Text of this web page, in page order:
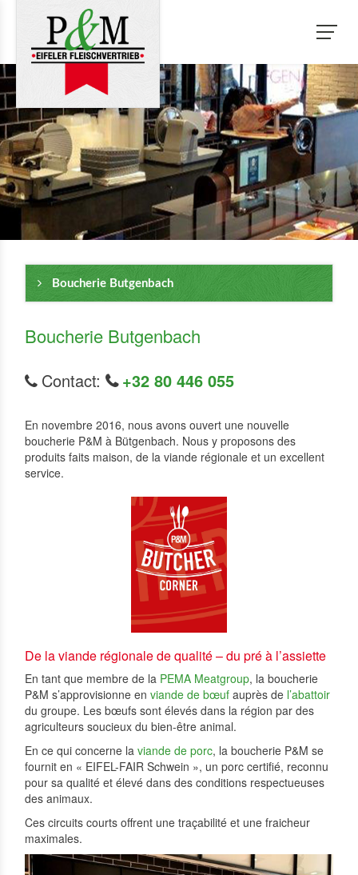
Boucherie Butgenbach
Boucherie Butgenbach
Contact: +32 80 446 055
En novembre 2016, nous avons ouvert une nouvelle
boucherie P&M à Bütgenbach. Nous y proposons des
produits faits maison, de la viande régionale et un excellent
service.
De la viande régionale de qualité – du pré à l’assiette
En tant que membre de la PEMA Meatgroup, la boucherie
P&M s’approvisionne en viande de bœuf auprès de l’abattoir
du groupe. Les bœufs sont élevés dans la région par des
agriculteurs soucieux du bien-être animal.
En ce qui concerne la viande de porc, la boucherie P&M se
fournit en « EIFEL-FAIR Schwein », un porc certifié, reconnu
pour sa qualité et élevé dans des conditions respectueuses
des animaux.
Ces circuits courts offrent une traçabilité et une fraicheur
maximales.